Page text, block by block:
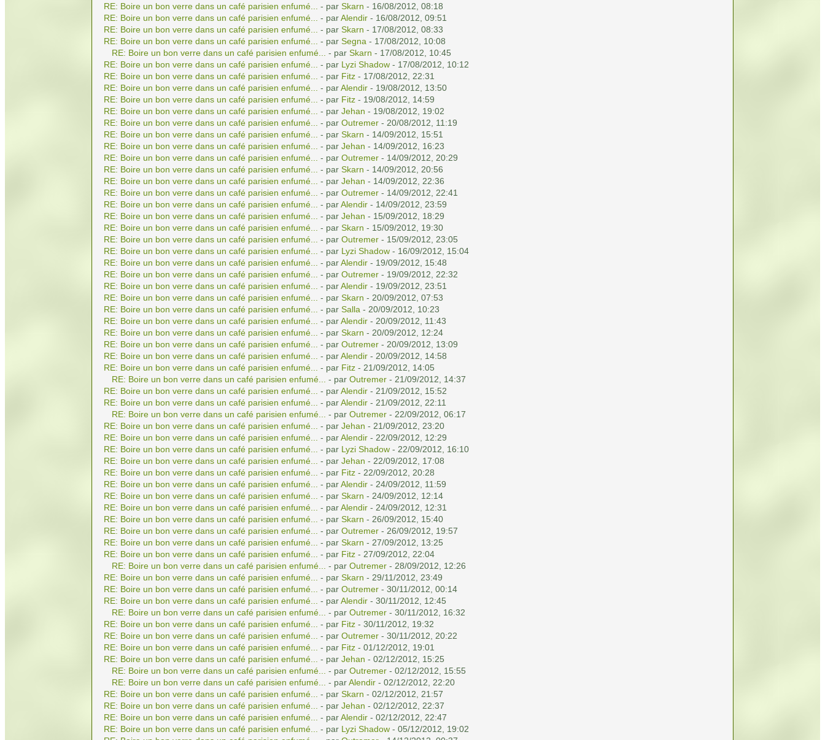
RE: Boire un bon verre dans un café parisien enfumé...
- par Skarn - 16/08/2012, 08:18
RE: Boire un bon verre dans un café parisien enfumé...
- parAlendir- 16/08/2012, 09:51
RE: Boire un bon verre dans un café parisien enfumé...
- par Skarn - 17/08/2012, 08:33
RE: Boire un bon verre dans un café parisien enfumé...
- par Segna - 17/08/2012, 10:08
RE: Boire un bon verre dans un café parisien enfumé...
- par Skarn - 17/08/2012, 10:45
RE: Boire un bon verre dans un café parisien enfumé...
- par Lyzi Shadow- 17/08/2012, 10:12
RE: Boire un bon verre dans un café parisien enfumé...
- par Fitz- 17/08/2012, 22:31
RE: Boire un bon verre dans un café parisien enfumé...
- parAlendir- 19/08/2012, 13:50
RE: Boire un bon verre dans un café parisien enfumé...
- par Fitz- 19/08/2012, 14:59
RE: Boire un bon verre dans un café parisien enfumé...
- par Jehan - 19/08/2012, 19:02
RE: Boire un bon verre dans un café parisien enfumé...
- par Outremer- 20/08/2012, 11:19
RE: Boire un bon verre dans un café parisien enfumé...
- par Skarn - 14/09/2012, 15:51
RE: Boire un bon verre dans un café parisien enfumé...
- par Jehan - 14/09/2012, 16:23
RE: Boire un bon verre dans un café parisien enfumé...
- par Outremer- 14/09/2012, 20:29
RE: Boire un bon verre dans un café parisien enfumé...
- par Skarn - 14/09/2012, 20:56
RE: Boire un bon verre dans un café parisien enfumé...
- par Jehan - 14/09/2012, 22:36
RE: Boire un bon verre dans un café parisien enfumé...
- par Outremer- 14/09/2012, 22:41
RE: Boire un bon verre dans un café parisien enfumé...
- parAlendir- 14/09/2012, 23:59
RE: Boire un bon verre dans un café parisien enfumé...
- par Jehan - 15/09/2012, 18:29
RE: Boire un bon verre dans un café parisien enfumé...
- par Skarn - 15/09/2012, 19:30
RE: Boire un bon verre dans un café parisien enfumé...
- par Outremer- 15/09/2012, 23:05
RE: Boire un bon verre dans un café parisien enfumé...
- par Lyzi Shadow- 16/09/2012, 15:04
RE: Boire un bon verre dans un café parisien enfumé...
- parAlendir- 19/09/2012, 15:48
RE: Boire un bon verre dans un café parisien enfumé...
- par Outremer- 19/09/2012, 22:32
RE: Boire un bon verre dans un café parisien enfumé...
- parAlendir- 19/09/2012, 23:51
RE: Boire un bon verre dans un café parisien enfumé...
- par Skarn - 20/09/2012, 07:53
RE: Boire un bon verre dans un café parisien enfumé...
- par Salla - 20/09/2012, 10:23
RE: Boire un bon verre dans un café parisien enfumé...
- parAlendir- 20/09/2012, 11:43
RE: Boire un bon verre dans un café parisien enfumé...
- par Skarn - 20/09/2012, 12:24
RE: Boire un bon verre dans un café parisien enfumé...
- par Outremer- 20/09/2012, 13:09
RE: Boire un bon verre dans un café parisien enfumé...
- parAlendir- 20/09/2012, 14:58
RE: Boire un bon verre dans un café parisien enfumé...
- par Fitz- 21/09/2012, 14:05
RE: Boire un bon verre dans un café parisien enfumé...
- par Outremer- 21/09/2012, 14:37
RE: Boire un bon verre dans un café parisien enfumé...
- parAlendir- 21/09/2012, 15:52
RE: Boire un bon verre dans un café parisien enfumé...
- parAlendir- 21/09/2012, 22:11
RE: Boire un bon verre dans un café parisien enfumé...
- par Outremer- 22/09/2012, 06:17
RE: Boire un bon verre dans un café parisien enfumé...
- par Jehan - 21/09/2012, 23:20
RE: Boire un bon verre dans un café parisien enfumé...
- parAlendir- 22/09/2012, 12:29
RE: Boire un bon verre dans un café parisien enfumé...
- par Lyzi Shadow- 22/09/2012, 16:10
RE: Boire un bon verre dans un café parisien enfumé...
- par Jehan - 22/09/2012, 17:08
RE: Boire un bon verre dans un café parisien enfumé...
- par Fitz- 22/09/2012, 20:28
RE: Boire un bon verre dans un café parisien enfumé...
- parAlendir- 24/09/2012, 11:59
RE: Boire un bon verre dans un café parisien enfumé...
- par Skarn - 24/09/2012, 12:14
RE: Boire un bon verre dans un café parisien enfumé...
- parAlendir- 24/09/2012, 12:31
RE: Boire un bon verre dans un café parisien enfumé...
- par Skarn - 26/09/2012, 15:40
RE: Boire un bon verre dans un café parisien enfumé...
- par Outremer- 26/09/2012, 19:57
RE: Boire un bon verre dans un café parisien enfumé...
- par Skarn - 27/09/2012, 13:25
RE: Boire un bon verre dans un café parisien enfumé...
- par Fitz- 27/09/2012, 22:04
RE: Boire un bon verre dans un café parisien enfumé...
- par Outremer- 28/09/2012, 12:26
RE: Boire un bon verre dans un café parisien enfumé...
- par Skarn - 29/11/2012, 23:49
RE: Boire un bon verre dans un café parisien enfumé...
- par Outremer- 30/11/2012, 00:14
RE: Boire un bon verre dans un café parisien enfumé...
- parAlendir- 30/11/2012, 12:45
RE: Boire un bon verre dans un café parisien enfumé...
- par Outremer- 30/11/2012, 16:32
RE: Boire un bon verre dans un café parisien enfumé...
- par Fitz- 30/11/2012, 19:32
RE: Boire un bon verre dans un café parisien enfumé...
- par Outremer- 30/11/2012, 20:22
RE: Boire un bon verre dans un café parisien enfumé...
- par Fitz- 01/12/2012, 19:01
RE: Boire un bon verre dans un café parisien enfumé...
- par Jehan - 02/12/2012, 15:25
RE: Boire un bon verre dans un café parisien enfumé...
- par Outremer- 02/12/2012, 15:55
RE: Boire un bon verre dans un café parisien enfumé...
- parAlendir- 02/12/2012, 22:20
RE: Boire un bon verre dans un café parisien enfumé...
- par Skarn - 02/12/2012, 21:57
RE: Boire un bon verre dans un café parisien enfumé...
- par Jehan - 02/12/2012, 22:37
RE: Boire un bon verre dans un café parisien enfumé...
- parAlendir- 02/12/2012, 22:47
RE: Boire un bon verre dans un café parisien enfumé...
- par Lyzi Shadow- 05/12/2012, 19:02